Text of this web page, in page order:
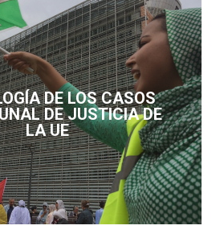
DE LOS CASOS
DE JUSTICIA DE
LA UE